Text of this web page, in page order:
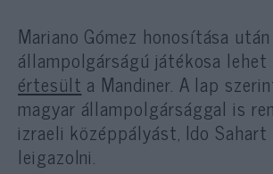
Mariano Gómez honosítása
állampolgárságú játékosa lehet
értesült a Mandiner. A lap
magyar állampolgársággal is
izraeli középpályást, Ido
leigazolni.